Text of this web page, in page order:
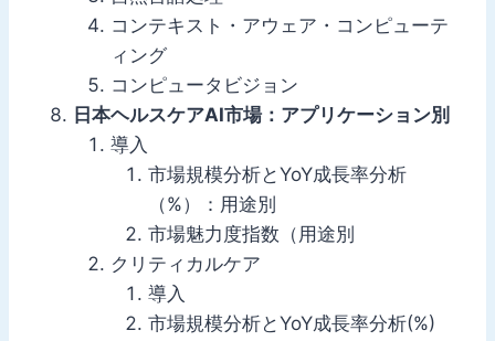
コンテキスト・アウェア・コンピューテ
ィング
コンピュータビジョン
日本ヘルスケアAI市場：アプリケーション別
導入
市場規模分析とYoY成長率分析
（%）：用途別
市場魅力度指数（用途別
クリティカルケア
導入
市場規模分析とYoY成長率分析(%)